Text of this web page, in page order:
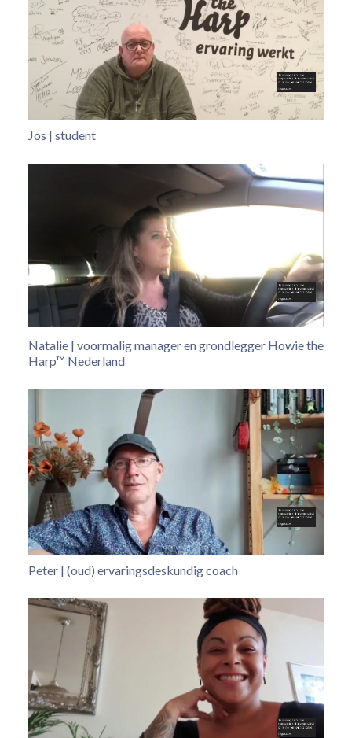
Jos | student
Natalie | voormalig manager en grondlegger Howie the
Harp™ Nederland
Peter | (oud) ervaringsdeskundig coach